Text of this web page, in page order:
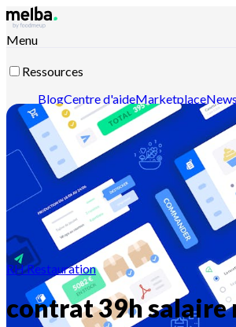
Menu
Ressources
BlogCentre d'aideMarketplace
intelligentDocumentation API
Contactez-nousDécouvrir melba
RH Restauration
contrat 39h salaire